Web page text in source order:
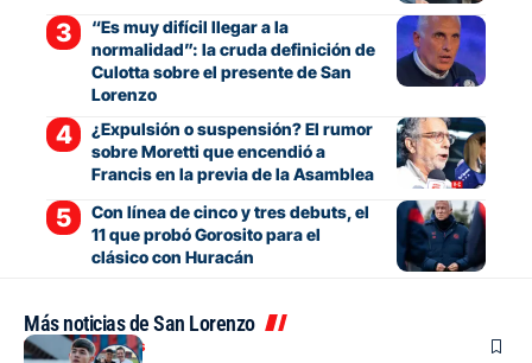
“Es muy difícil llegar a la
normalidad”: la cruda definición de
Culotta sobre el presente de San
Lorenzo
¿Expulsión o suspensión? El rumor
sobre Moretti que encendió a
Francis en la previa de la Asamblea
Con línea de cinco y tres debuts, el
11 que probó Gorosito para el
clásico con Huracán
Más noticias de San Lorenzo
Mercado de pases